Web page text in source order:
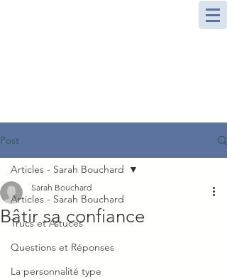
Post
Articles - Sarah Bouchard
Trucs et Astuces
Questions et Réponses
La personnalité type
Articles - Sarah Bouchard
Bâtir sa confiance
Sarah Bouchard